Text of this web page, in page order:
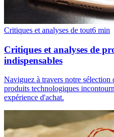
Critiques et analyses de tout6 min
Critiques et analyses de
indispensables
Naviguez à travers notre sélection
produits technologiques
expérience d'achat.